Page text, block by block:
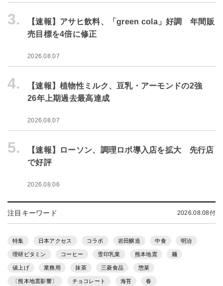
3.
【速報】アサヒ飲料、「green cola」好調 年間販
売目標を4倍に修正
2026.08.07
4.
【速報】植物性ミルク、豆乳・アーモンドの2強
26年上期過去最高達成
2026.08.07
5.
【速報】ローソン、調理ロボ導入店を拡大 先行店
で好評
2026.08.06
注目キーワード 2026.08.08付
特集 日本アクセス コラボ 岩田醸造 中食 明治
理研ビタミン コーヒー 雪印乳業 熊本地震 麺
値上げ 業務用 抹茶 三菱食品 惣菜
〔熊本地震影響〕 チョコレート 海苔 春